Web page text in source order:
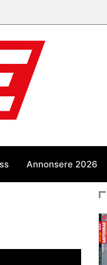
Annonsere 2026